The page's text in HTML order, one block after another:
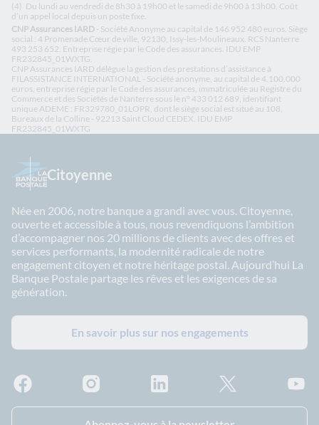
(4) Du lundi au vendredi de 8h30 à 19h00 et le samedi de 9h00 à 13h00. Coût
d’un appel local depuis un poste fixe.
CNP Assurances IARD - Société Anonyme au capital de 146 952 480 euros. Siège
social : 4 Promenade Cœur de ville, 92130, Issy-les-Moulineaux. RCS Nanterre
493 253 652. Entreprise régie par le Code des assurances. IDU EMP
FR232845_01WXTG.
CNP Assurances IARD délègue la gestion des prestations d’assistance à
FILASSISTANCE INTERNATIONAL - Société anonyme, au capital de 4.100.000
euros, entreprise régie par le Code des assurances, immatriculée au Registre du
Commerce et des Sociétés de Nanterre sous le n° 433 012 689, identifiant
unique ADEME : FR329780_01LOPR, dont le siège social est situé au 108,
Bureaux de la Colline - 92213 Saint Cloud CEDEX. IDU EMP
FR232845_01WXTG
Citoyenne
Née en 2006, notre banque a grandi avec vous. Citoyenne,
ouverte et accessible à tous, nous revendiquons l’ambition
d’accompagner nos 20 millions de clients avec des offres et
services performants, la modernité radicale de notre
engagement citoyen et notre héritage postal. Aujourd’hui La
Banque Postale partage les rêves et les exigences de sa
génération.
En savoir plus sur nos engagements